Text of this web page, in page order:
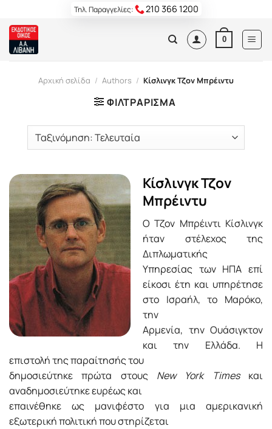
content
Τηλ. Παραγγελίες: 210 366 1200
0
Αρχική σελίδα / Authors / Κίσλινγκ Τζον Μπρέιντυ
ΦΙΛΤΡΆΡΙΣΜΑ
Κίσλινγκ Τζον
Μπρέιντυ
Ο Τζον Μπρέιντι Κίσλινγκ
ήταν στέλεχος της
Διπλωματικής
Υπηρεσίας των ΗΠΑ επί
είκοσι έτη και υπηρέτησε
στο Ισραήλ, το Μαρόκο,
την
Αρμενία, την Ουάσιγκτον
και την Ελλάδα. Η
επιστολή της παραίτησής του
δημοσιεύτηκε πρώτα στους New York Timesκαι
αναδημοσιεύτηκε ευρέως και
επαινέθηκε ως μανιφέστο για μια αμερικανική
εξωτερική πολιτική που στηρίζεται